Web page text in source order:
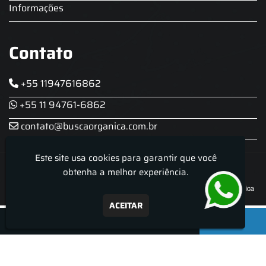
Informações
Contato
+55 11947616862
+55 11 94761-6862
contato@buscaorganica.com.br
Roda do Chopp - Aluguel De Chopeira
Este site usa cookies para garantir que você
obtenha a melhor experiência.
ACEITAR